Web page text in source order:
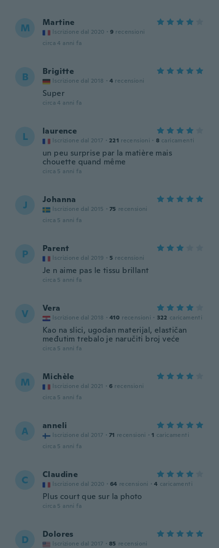
M Martine
Iscrizione dal 2020 · 9 recensioni
circa 4 anni fa
B Brigitte
Iscrizione dal 2018 · 4 recensioni
Super
circa 4 anni fa
L laurence
Iscrizione dal 2017 · 221 recensioni · 8 caricamenti
un peu surprise par la matière mais
chouette quand même
circa 5 anni fa
J Johanna
Iscrizione dal 2015 · 75 recensioni
circa 5 anni fa
P Parent
Iscrizione dal 2019 · 5 recensioni
Je n aime pas le tissu brillant
circa 5 anni fa
V Vera
Iscrizione dal 2018 · 410 recensioni · 322 caricamenti
Kao na slici, ugodan materijal, elastičan
međutim trebalo je naručiti broj veće
circa 5 anni fa
M Michèle
Iscrizione dal 2021 · 6 recensioni
circa 5 anni fa
A anneli
Iscrizione dal 2017 · 71 recensioni · 1 caricamenti
circa 5 anni fa
C Claudine
Iscrizione dal 2020 · 64 recensioni · 4 caricamenti
Plus court que sur la photo
circa 5 anni fa
D Dolores
Iscrizione dal 2017 · 85 recensioni